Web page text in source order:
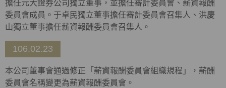
擔任元大證券公司獨立董事，並擔任審計委員會、薪資報酬
委員會成員。于卓民獨立董事擔任審計委員會召集人、洪慶
山獨立董事擔任薪資報酬委員會召集人。
106.02.23
本公司董事會通過修正「薪資報酬委員會組織規程」，薪酬
委員會名稱變更為薪資報酬委員會。